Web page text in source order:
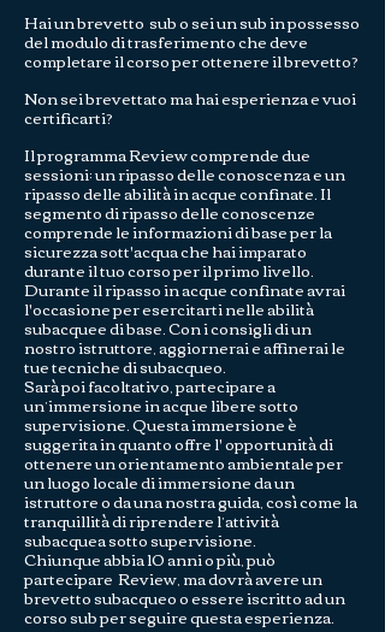
Hai un brevetto sub o sei un sub in possesso
del modulo di trasferimento che deve
completare il corso per ottenere il brevetto?
Non sei brevettato ma hai esperienza e vuoi
certificarti?
Il programma Review comprende due
sessioni: un ripasso delle conoscenza e un
ripasso delle abilità in acque confinate. Il
segmento di ripasso delle conoscenze
comprende le informazioni di base per la
sicurezza sott'acqua che hai imparato
durante il tuo corso per il primo livello.
Durante il ripasso in acque confinate avrai
l'occasione per esercitarti nelle abilità
subacquee di base. Con i consigli di un
nostro istruttore, aggiornerai e affinerai le
tue tecniche di subacqueo.
Sarà poi facoltativo, partecipare a
un’immersione in acque libere sotto
supervisione. Questa immersione è
suggerita in quanto offre l' opportunità di
ottenere un orientamento ambientale per
un luogo locale di immersione da un
istruttore o da una nostra guida, così come la
tranquillità di riprendere l’attività
subacquea sotto supervisione.
Chiunque abbia 10 anni o più, può
partecipare Review, ma dovrà avere un
brevetto subacqueo o essere iscritto ad un
corso sub per seguire questa esperienza.